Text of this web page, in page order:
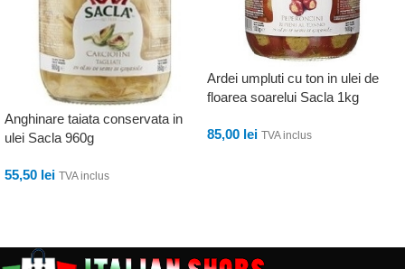
Anghinare taiata conservata in
ulei Sacla 960g
55,50 lei TVA inclus
Ardei umpluti cu ton in ulei de
floarea soarelui Sacla 1kg
85,00 lei TVA inclus